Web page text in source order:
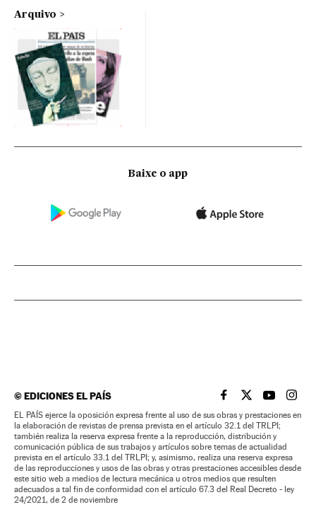
Arquivo
Baixe o app
©EDICIONES EL PAÍS EL PAÍS BRASIL EN
EL PAÍSEL PAÍS
EL
EL PAÍS ejerce la oposición expresa frente al uso de sus obras y prestaciones en
la elaboración de revistas de prensa prevista en el artículo 32.1 del TRLPI;
también realiza la reserva expresa frente a la reproducción, distribución y
comunicación pública de sus trabajos y artículos sobre temas de actualidad
prevista en el artículo 33.1 del TRLPI; y, asimismo, realiza una reserva expresa
de las reproducciones y usos de las obras y otras prestaciones accesibles desde
este sitio web a medios de lectura mecánica u otros medios que resulten
adecuados a tal fin de conformidad con el artículo 67.3 del Real Decreto - ley
24/2021, de 2 de noviembre